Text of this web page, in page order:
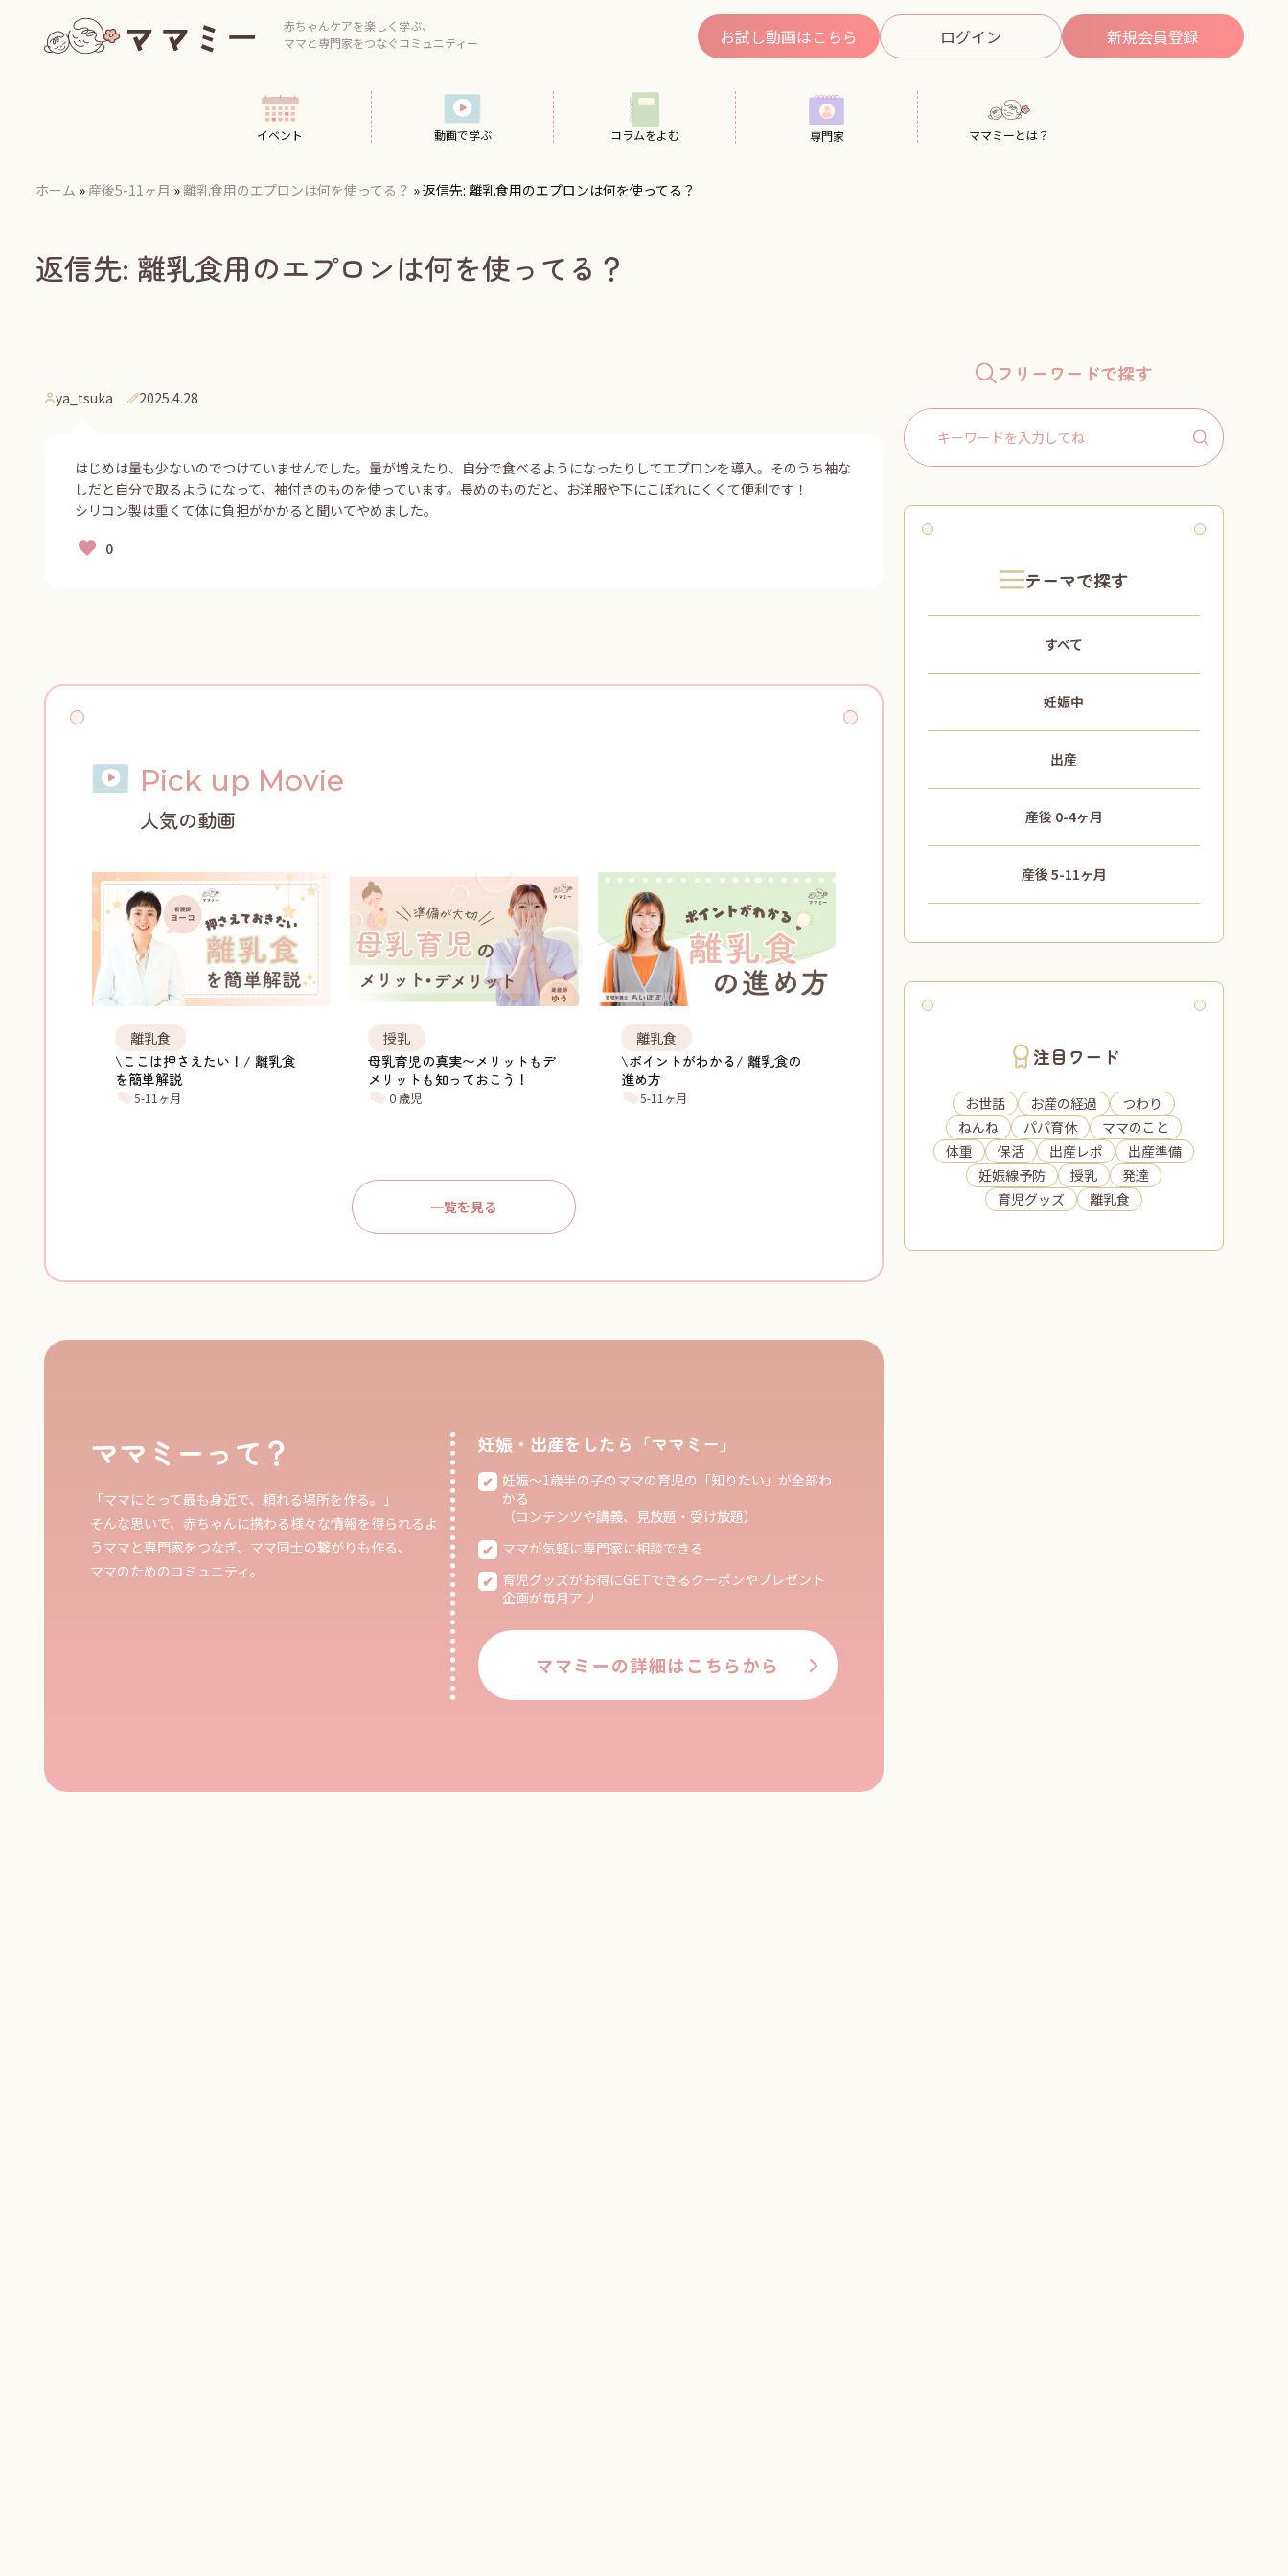
content
赤ちゃんケアを楽しく学ぶ、
ママと専門家をつなぐコミュニティー
お試し動画はこちら ログイン 新規会員登録
イベント 動画で学ぶ コラムをよむ 専門家 ママミーとは？
ホーム » 産後5-11ヶ月 » 離乳食用のエプロンは何を使ってる？ »返信先: 離乳食用のエプロンは何を使ってる？
返信先: 離乳食用のエプロンは何を使ってる？
ya_tsuka 2025.4.28
はじめは量も少ないのでつけていませんでした。量が増えたり、自分で食べるようになったりしてエプロンを導入。そのうち袖な
しだと自分で取るようになって、袖付きのものを使っています。長めのものだと、お洋服や下にこぼれにくくて便利です！
シリコン製は重くて体に負担がかかると聞いてやめました。
Pick up Movie
人気の動画
離乳食
\ここは押さえたい！/ 離乳食
を簡単解説
5-11ヶ月
授乳
母乳育児の真実〜メリットもデ
メリットも知っておこう！
０歳児
離乳食
\ポイントがわかる/ 離乳食の
進め方
5-11ヶ月
一覧を見る
ママミーって？
「ママにとって最も身近で、頼れる場所を作る。」
そんな思いで、赤ちゃんに携わる様々な情報を得られるよ
うママと専門家をつなぎ、ママ同士の繋がりも作る、
ママのためのコミュニティ。
妊娠・出産をしたら「ママミー」
妊娠〜1歳半の子のママの育児の「知りたい」が全部わ
かる
（コンテンツや講義、見放題・受け放題）
ママが気軽に専門家に相談できる
育児グッズがお得にGETできるクーポンやプレゼント
企画が毎月アリ
ママミーの詳細はこちらから
フリーワードで探す
Search
for:
テーマで探す
すべて
妊娠中
出産
産後 0-4ヶ月
産後 5-11ヶ月
注目ワード
お世話 お産の経過
つわり
ねんね
パパ育休
ママのこと
体重
保活 出産レポ
出産準備
妊娠線予防
授乳
発達
育児グッズ
離乳食